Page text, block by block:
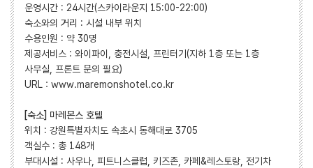
운영시간 : 24시간(스카이라운지 15:00-22:00)
숙소와의 거리 : 시설 내부 위치
수용인원 : 약 30명
제공서비스 : 와이파이, 충전시설, 프린터기(지하 1층 또는 1층
사무실, 프론트 문의 필요)
URL : www.maremonshotel.co.kr
[숙소] 마레몬스 호텔
위치 : 강원특별자치도 속초시 동해대로 3705
객실수 : 총 148개
부대시설 : 사우나, 피트니스클럽, 키즈존, 카페&레스토랑, 전기차